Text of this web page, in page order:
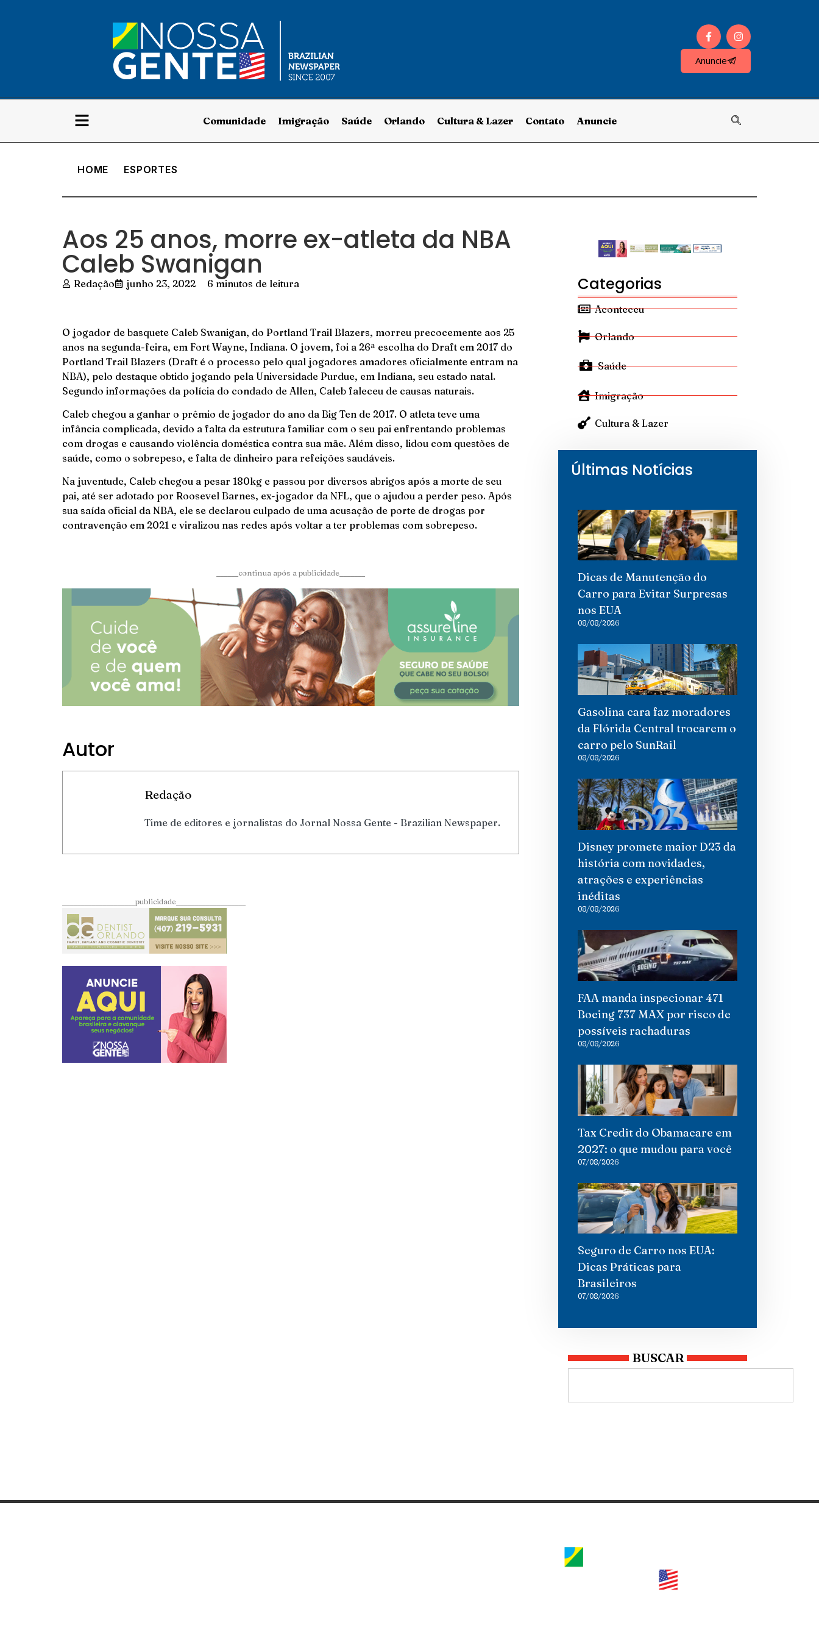
Anuncie
Comunidade Imigração Saúde Orlando Cultura & Lazer Contato Anuncie
HOME ESPORTES
Aos 25 anos, morre ex-atleta da NBA
Caleb Swanigan
Redação junho 23, 2022 6 minutos de leitura
O jogador de basquete Caleb Swanigan, do Portland Trail Blazers, morreu precocemente aos 25
anos na segunda-feira, em Fort Wayne, Indiana. O jovem, foi a 26ª escolha do Draft em 2017 do
Portland Trail Blazers (Draft é o processo pelo qual jogadores amadores oficialmente entram na
NBA), pelo destaque obtido jogando pela Universidade Purdue, em Indiana, seu estado natal.
Segundo informações da polícia do condado de Allen, Caleb faleceu de causas naturais.
Caleb chegou a ganhar o prêmio de jogador do ano da Big Ten de 2017. O atleta teve uma
infância complicada, devido a falta da estrutura familiar com o seu pai enfrentando problemas
com drogas e causando violência doméstica contra sua mãe. Além disso, lidou com questões de
saúde, como o sobrepeso, e falta de dinheiro para refeições saudáveis.
Na juventude, Caleb chegou a pesar 180kg e passou por diversos abrigos após a morte de seu
pai, até ser adotado por Roosevel Barnes, ex-jogador da NFL, que o ajudou a perder peso. Após
sua saída oficial da NBA, ele se declarou culpado de uma acusação de porte de drogas por
contravenção em 2021 e viralizou nas redes após voltar a ter problemas com sobrepeso.
______continua após a publicidade_______
Autor
Redação
Time de editores e jornalistas do Jornal Nossa Gente - Brazilian Newspaper.
____________________publicidade___________________
Categorias
Aconteceu
Orlando
Saúde
Imigração
Cultura & Lazer
Últimas Notícias
Dicas de Manutenção do
Carro para Evitar Surpresas
nos EUA
08/08/2026
Gasolina cara faz moradores
da Flórida Central trocarem o
carro pelo SunRail
08/08/2026
Disney promete maior D23 da
história com novidades,
atrações e experiências
inéditas
08/08/2026
FAA manda inspecionar 471
Boeing 737 MAX por risco de
possíveis rachaduras
08/08/2026
Tax Credit do Obamacare em
2027: o que mudou para você
07/08/2026
Seguro de Carro nos EUA:
Dicas Práticas para
Brasileiros
07/08/2026
BUSCAR